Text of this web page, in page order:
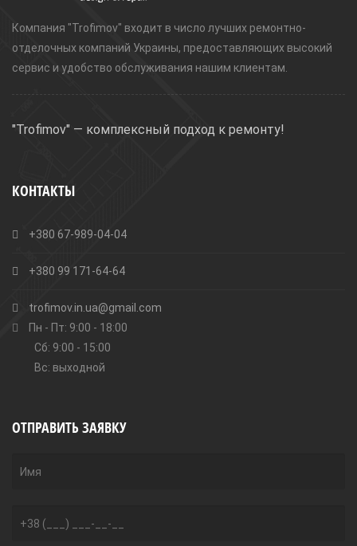
Компания "Trofimov" входит в число лучших ремонтно-
отделочных компаний Украины, предоставляющих высокий
сервис и удобство обслуживания нашим клиентам.
"Trofimov" — комплексный подход к ремонту!
КОНТАКТЫ
+380 67-989-04-04
+380 99 171-64-64
trofimov.in.ua@gmail.com
Пн - Пт: 9:00 - 18:00
Сб: 9:00 - 15:00
Вс: выходной
ОТПРАВИТЬ ЗАЯВКУ